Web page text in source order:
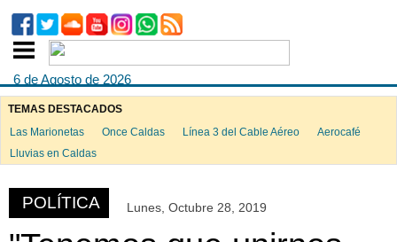
6 de Agosto de 2026
TEMAS DESTACADOS
Las Marionetas
Once Caldas Línea 3 del Cable Aéreo
Aerocafé
Lluvias en Caldas
POLÍTICA Lunes, Octubre 28, 2019